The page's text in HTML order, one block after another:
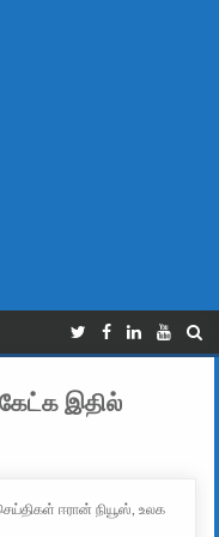
இதில்
ஈரான் நியூஸ் உலக